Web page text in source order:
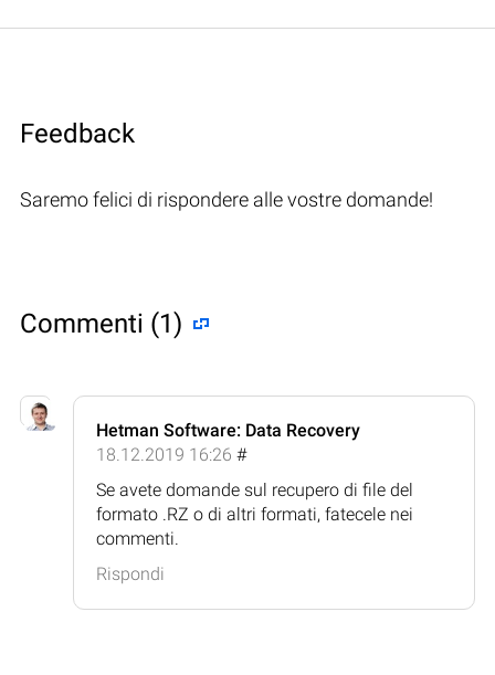
Feedback
Saremo felici di rispondere alle vostre domande!
Commenti (1)
Hetman Software: Data Recovery
18.12.2019 16:26 #
Se avete domande sul recupero di file del
formato .RZ o di altri formati, fatecele nei
commenti.
Rispondi